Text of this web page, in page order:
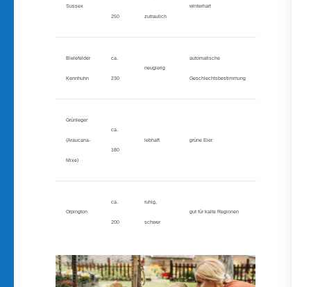
Sussex
250 zutraulich
winterhart
Bielefelder
Kennhuhn
ca.
230
neugierig
automatische
Geschlechtsbestimmung
Grünleger
(Araucana-
Mixe)
ca.
180
lebhaft grüne Eier
Orpington
ca.
200
ruhig,
schwer
gut für kalte Regionen